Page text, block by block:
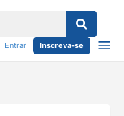
Entrar Inscreva-se